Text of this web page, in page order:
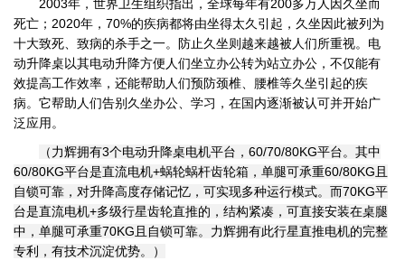
2003年，世界卫生组织指出，全球每年有200多万人因久坐而
死亡；2020年，70%的疾病都将由坐得太久引起，久坐因此被列为
十大致死、致病的杀手之一。防止久坐则越来越被人们所重视。电
动升降桌以其电动升降方便人们坐立办公转为站立办公，不仅能有
效提高工作效率，还能帮助人们预防颈椎、腰椎等久坐引起的疾
病。它帮助人们告别久坐办公、学习，在国内逐渐被认可并开始广
泛应用。
（力辉拥有3个电动升降桌电机平台，60/70/80KG平台。其中
60/80KG平台是直流电机+蜗轮蜗杆齿轮箱，单腿可承重60/80KG且
自锁可靠，对升降高度存储记忆，可实现多种运行模式。而70KG平
台是直流电机+多级行星齿轮直推的，结构紧凑，可直接安装在桌腿
中，单腿可承重70KG且自锁可靠。力辉拥有此行星直推电机的完整
专利，有技术沉淀优势。）